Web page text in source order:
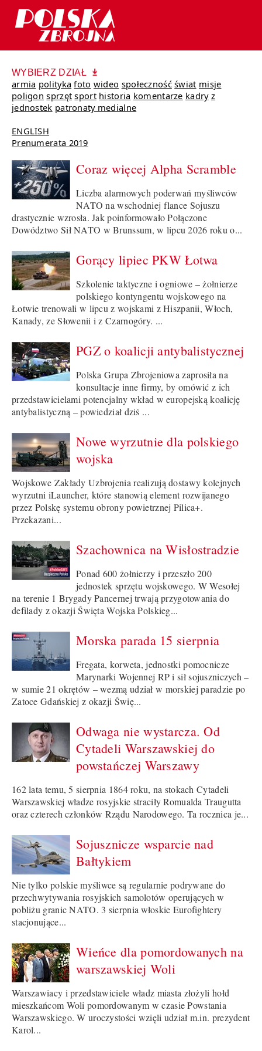
WYBIERZ DZIAŁ
armia polityka foto wideo społeczność świat misje
poligon sprzęt sport historia komentarze kadry z
jednostek patronaty medialne
ENGLISH
Prenumerata 2019
Coraz więcej Alpha Scramble
Liczba alarmowych poderwań myśliwców
NATO na wschodniej flance Sojuszu
drastycznie wzrosła. Jak poinformowało Połączone
Dowództwo Sił NATO w Brunssum, w lipcu 2026 roku o...
Gorący lipiec PKW Łotwa
Szkolenie taktyczne i ogniowe – żołnierze
polskiego kontyngentu wojskowego na
Łotwie trenowali w lipcu z wojskami z Hiszpanii, Włoch,
Kanady, ze Słowenii i z Czarnogóry. ...
PGZ o koalicji antybalistycznej
Polska Grupa Zbrojeniowa zaprosiła na
konsultacje inne firmy, by omówić z ich
przedstawicielami potencjalny wkład w europejską koalicję
antybalistyczną – powiedział dziś ...
Nowe wyrzutnie dla polskiego
wojska
Wojskowe Zakłady Uzbrojenia realizują dostawy kolejnych
wyrzutni iLauncher, które stanowią element rozwijanego
przez Polskę systemu obrony powietrznej Pilica+.
Przekazani...
Szachownica na Wisłostradzie
Ponad 600 żołnierzy i przeszło 200
jednostek sprzętu wojskowego. W Wesołej
na terenie 1 Brygady Pancernej trwają przygotowania do
defilady z okazji Święta Wojska Polskieg...
Morska parada 15 sierpnia
Fregata, korweta, jednostki pomocnicze
Marynarki Wojennej RP i sił sojuszniczych –
w sumie 21 okrętów – wezmą udział w morskiej paradzie po
Zatoce Gdańskiej z okazji Świę...
Odwaga nie wystarcza. Od
Cytadeli Warszawskiej do
powstańczej Warszawy
162 lata temu, 5 sierpnia 1864 roku, na stokach Cytadeli
Warszawskiej władze rosyjskie straciły Romualda Traugutta
oraz czterech członków Rządu Narodowego. Ta rocznica je...
Sojusznicze wsparcie nad
Bałtykiem
Nie tylko polskie myśliwce są regularnie podrywane do
przechwytywania rosyjskich samolotów operujących w
pobliżu granic NATO. 3 sierpnia włoskie Eurofightery
stacjonujące...
Wieńce dla pomordowanych na
warszawskiej Woli
Warszawiacy i przedstawiciele władz miasta złożyli hołd
mieszkańcom Woli pomordowanym w czasie Powstania
Warszawskiego. W uroczystości wzięli udział m.in. prezydent
Karol...